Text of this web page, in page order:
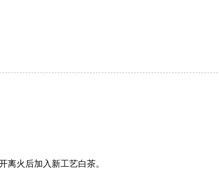
离火后加入新工艺白茶。